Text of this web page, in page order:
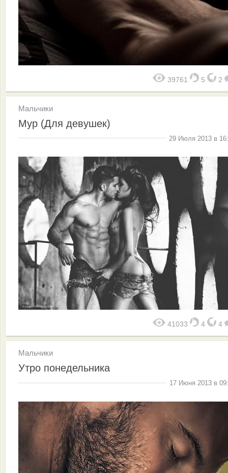
39761 5 2
Мальчики
Мур (Для девушек)
29 Июля 2013 в
41033 4 4
Мальчики
Утро понедельника
17 Июня 2013 в